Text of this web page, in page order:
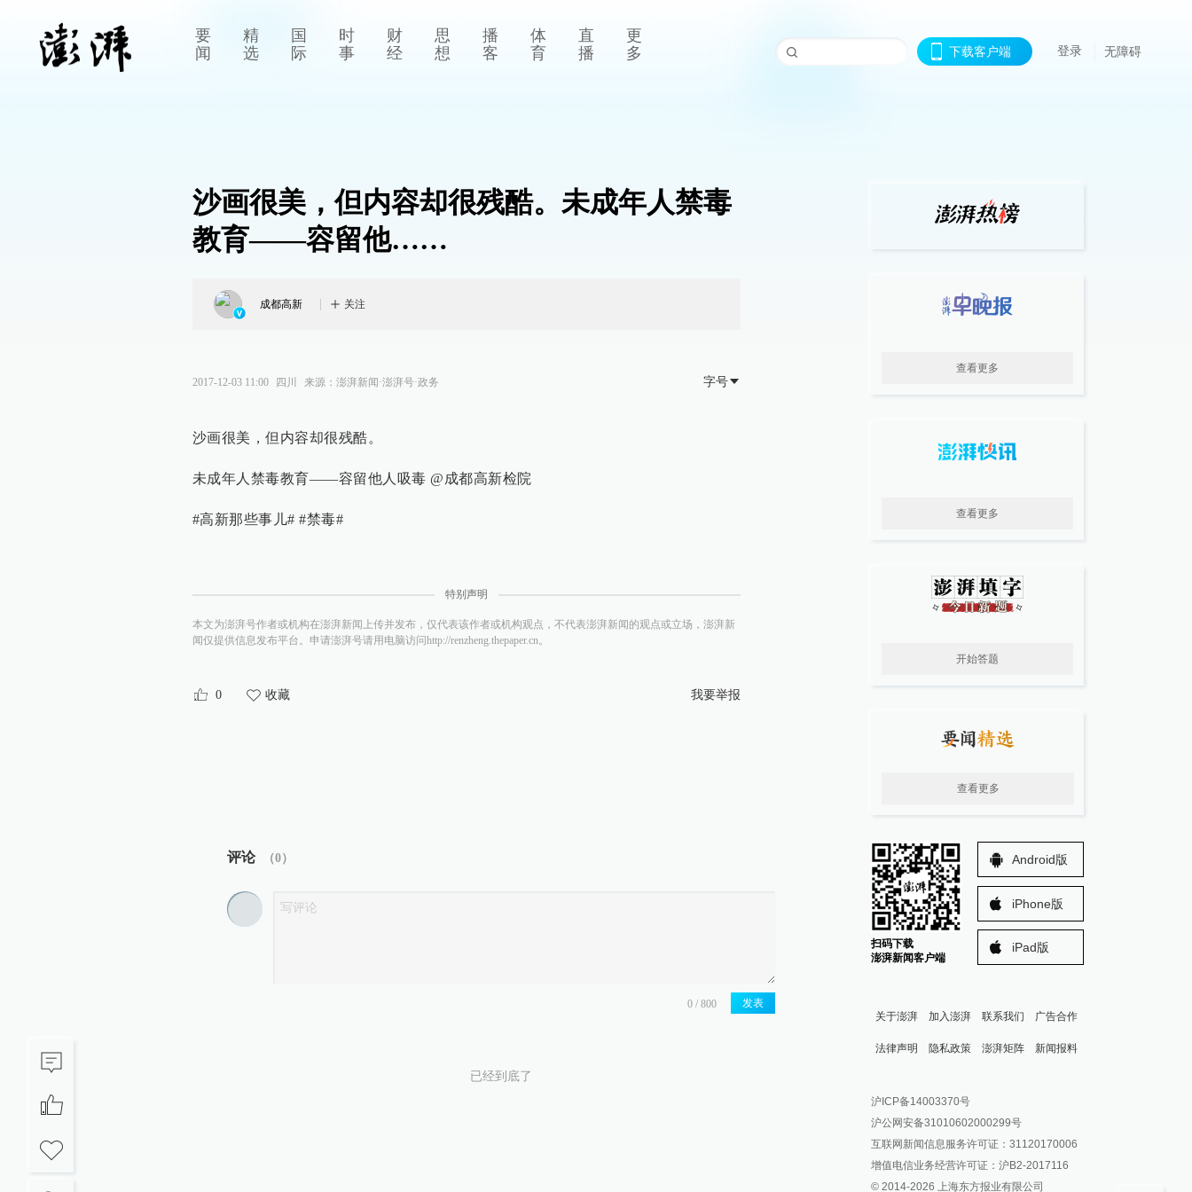
要
闻
精
选
国
际
时
事
财
经
思
想
播
客
体
育
直
播
更
多
下载客户端 登录 无障碍
沙画很美，但内容却很残酷。未成年人禁毒
教育——容留他……
成都高新 关注
2017-12-03 11:00 四川 来源： 澎湃新闻·澎湃号·政务 字号
沙画很美，但内容却很残酷。
未成年人禁毒教育——容留他人吸毒 @成都高新检院
#高新那些事儿# #禁毒#
特别声明
本文为澎湃号作者或机构在澎湃新闻上传并发布，仅代表该作者或机构观点，不代表澎湃新闻的观点或立场，澎湃新
闻仅提供信息发布平台。申请澎湃号请用电脑访问http://renzheng.thepaper.cn。
0 收藏 我要举报
评论 （0）
发表
已经到底了
查看更多
查看更多
开始答题
查看更多
扫码下载
澎湃新闻客户端
Android版
iPhone版
iPad版
关于澎湃 加入澎湃 联系我们 广告合作
法律声明 隐私政策 澎湃矩阵
澎湃新闻公众号
澎湃新闻抖音号
派生万物开放平台
IP SHANGHAI
新闻报料
报料邮箱: news@thepaper.cn
沪ICP备14003370号
沪公网安备31010602000299号
互联网新闻信息服务许可证：31120170006
增值电信业务经营许可证：沪B2-2017116
© 2014-2026 上海东方报业有限公司